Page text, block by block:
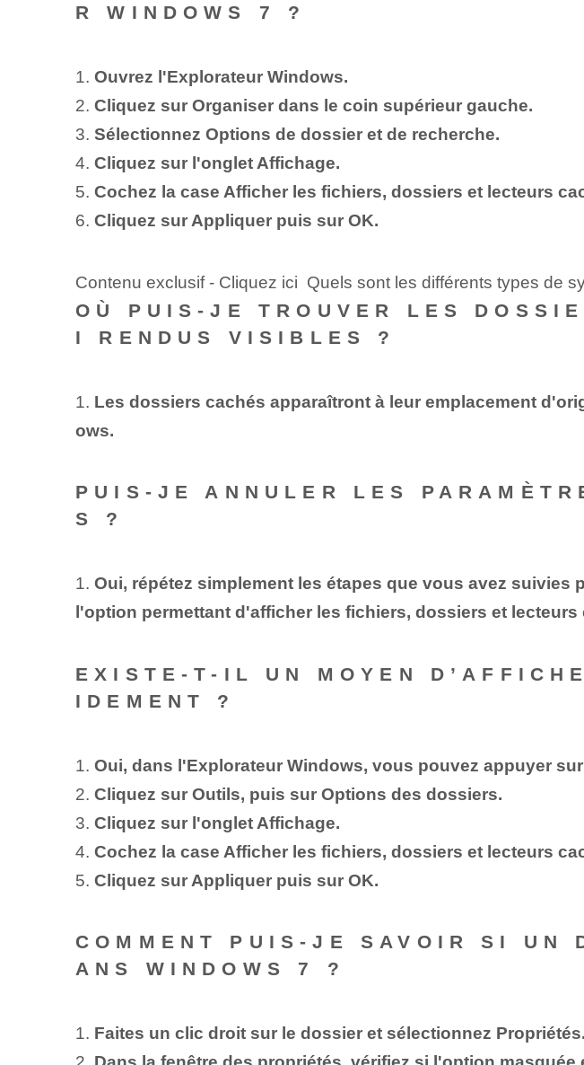
R WINDOWS 7 ?
1. Ouvrez l'Explorateur Windows.
2. Cliquez sur Organiser dans le coin supérieur gauche.
3. Sélectionnez Options de dossier et de recherche.
4. Cliquez sur l'onglet Affichage.
5. Cochez la case Afficher les fichiers, dossiers et lecteurs
6. Cliquez sur Appliquer puis sur OK.
Contenu exclusif - Cliquez ici Quels sont les différents types de
OÙ PUIS-JE TROUVER LES
I RENDUS VISIBLES ?
1. Les dossiers cachés apparaîtront à leur emplacement
ows.
PUIS-JE ANNULER LES
S ?
1. Oui, répétez simplement les étapes que vous avez
l'option permettant d'afficher les fichiers, dossiers et lecteurs
EXISTE-T-IL UN MOYEN
IDEMENT ?
1. Oui, dans l'Explorateur Windows, vous pouvez appuyer
2. Cliquez sur Outils, puis sur Options des dossiers.
3. Cliquez sur l'onglet Affichage.
4. Cochez la case Afficher les fichiers, dossiers et lecteurs
5. Cliquez sur Appliquer puis sur OK.
COMMENT PUIS-JE SAVOIR SI UN
ANS WINDOWS 7 ?
1. Faites un clic droit sur le dossier et sélectionnez Propriétés.